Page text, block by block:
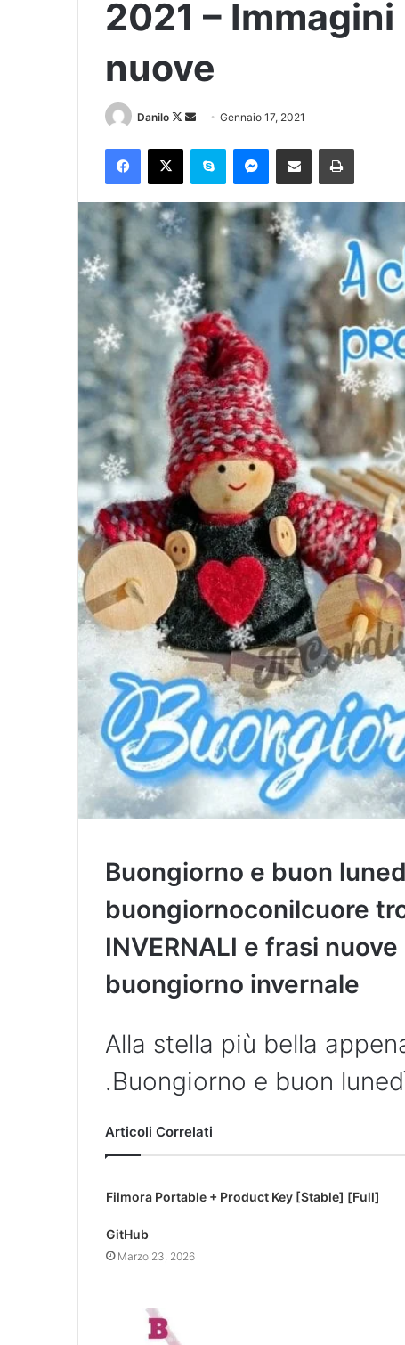
2021 –
nuove
Danilo Gennaio 17, 2021
Buongiorno e buon
buongiornoconilcuore
INVERNALI e frasi
buongiorno invernale
Alla stella più bella
.Buongiorno e buon
Articoli Correlati
Filmora Portable + Product Key [Stable] [Full]
GitHub
Marzo 23, 2026